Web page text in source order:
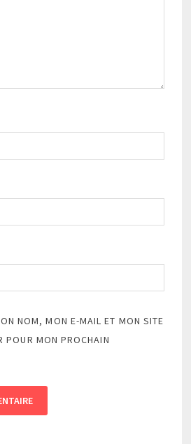
NOM, MON E-MAIL ET MON SITE
POUR MON PROCHAIN